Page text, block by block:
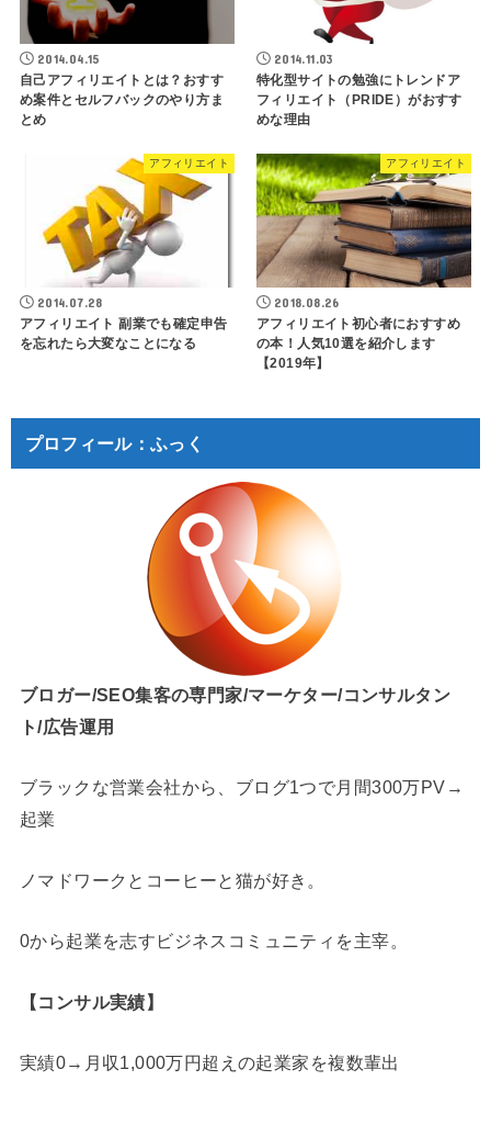
2014.04.15
自己アフィリエイトとは？おすす
め案件とセルフバックのやり方ま
とめ
2014.11.03
特化型サイトの勉強にトレンドア
フィリエイト（PRIDE）がおすす
めな理由
アフィリエイト
2014.07.28
アフィリエイト 副業でも確定申告
を忘れたら大変なことになる
アフィリエイト
2018.08.26
アフィリエイト初心者におすすめ
の本！人気10選を紹介します
【2019年】
プロフィール：ふっく
ブロガー/SEO集客の専門家/マーケター/コンサルタン
ト/広告運用
ブラックな営業会社から、ブログ1つで月間300万PV→
起業
ノマドワークとコーヒーと猫が好き。
0から起業を志すビジネスコミュニティを主宰。
【コンサル実績】
実績0→月収1,000万円超えの起業家を複数輩出